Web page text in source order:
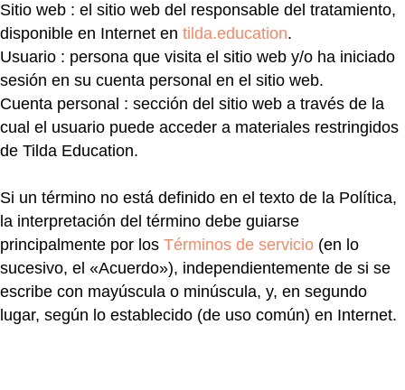
Sitio web : el sitio web del responsable del tratamiento,
disponible en Internet en tilda.education.
Usuario : persona que visita el sitio web y/o ha iniciado
sesión en su cuenta personal en el sitio web.
Cuenta personal : sección del sitio web a través de la
cual el usuario puede acceder a materiales restringidos
de Tilda Education.
Si un término no está definido en el texto de la Política,
la interpretación del término debe guiarse
principalmente por los Términos de servicio (en lo
sucesivo, el «Acuerdo»), independientemente de si se
escribe con mayúscula o minúscula, y, en segundo
lugar, según lo establecido (de uso común) en Internet.